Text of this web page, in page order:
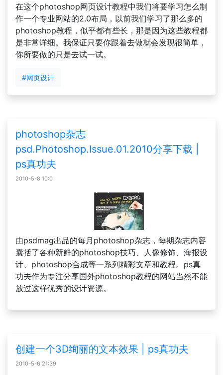
在这个photoshop网页设计教程中我们将要学习怎么制
作一个专业网站的2.0布局，以前我们学习了那么多的
photoshop教程，似乎都有些长，那是因为这些教程都
是非常详细。我保证只要你跟着去做就会发现很简单，
你所要做的只是去试一试。
#网页设计
photoshop杂志
psd.Photoshop.Issue.01.2010分享下载 |
ps真功夫
2010-5-8 10:0
由psdmag出品的每月photoshop杂志，每期杂志内容
囊括了各种新鲜的photoshop技巧、人像修饰、海报设
计、photoshop合成等一系列精彩文章和教程。ps真
功夫作为专注分享国外photoshop教程的网站当然不能
放过这样优秀的设计资源。
创建一个3D绚丽的文本效果 | ps真功夫
2010-5-6 21:39